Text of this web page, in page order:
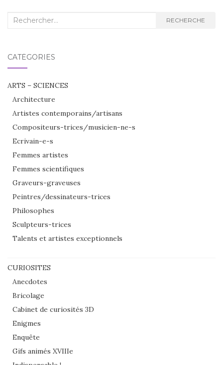
Recherche
RECHERCHE
CATÉGORIES
ARTS – SCIENCES
Architecture
Artistes contemporains/artisans
Compositeurs-trices/musicien-ne-s
Ecrivain-e-s
Femmes artistes
Femmes scientifiques
Graveurs-graveuses
Peintres/dessinateurs-trices
Philosophes
Sculpteurs-trices
Talents et artistes exceptionnels
CURIOSITES
Anecdotes
Bricolage
Cabinet de curiosités 3D
Enigmes
Enquête
Gifs animés XVIIIe